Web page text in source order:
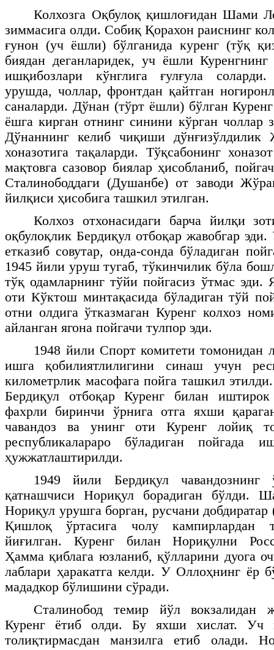
Колхозга Оқбулоқ қишлоғидан Шами
зиммасига олди. Собиқ Қорахон раиснинг
ғунон (уч ёшли) бўлганида куренг (тўқ
биядан деганларидек, уч ёшли
ишқибозлари кўнглига ғулғула
урушда, чоллар, фронтдан қайтган
саналарди. Дўнан (тўрт ёшли) бўлган
ёшга кирган отнинг синини кўрган чоллар
Дўнаннинг келиб чиқиши дўнғизўлдилик
хоназотига тақаларди. Тўқсабонинг
мақтовга сазовор биялар ҳисобланиб,
Сталинободдаги (Душанбе) от заводи
йилқиси ҳисобига ташкил этилган.
Колхоз отхонасидаги барча йилқи
оқбулоқлик Бердиқул отбоқар жавобгар
етказиб совутар, онда-сонда бўладиган
1945 йили уруш тугаб, тўкинчилик бўла
тўқ одамларнинг тўйи пойгасиз ўтмас эди.
оти Кўктош минтақасида бўладиган тўй
отни олдига ўтказмаган Куренг колхоз
айланган ягона пойгачи тулпор эди.
1948 йили Спорт комитети томонидан
ишга қобилиятлилигини синаш учун
километрлик масофага пойга ташкил
Бердиқул отбоқар Куренг билан
фахрли биринчи ўрнига отга яхши
чавандоз ва унинг оти Куренг лойиқ
республикалараро бўладиган пойгада
ҳужжатлаштирилди.
1949 йили Бердиқул
қатнашчиси Нориқул борадиган бўлди.
Нориқул урушга борган, русчани
Қишлоқ ўртасига чолу кампирлардан
йиғилган. Куренг билан Нориқулни
Ҳамма қиблага юзланиб, қўлларини дуога
лаблари ҳаракатга келди. У Оллоҳнинг ёр
мададкор бўлишини сўради.
Сталинобод темир йўл вокзалидан
Куренг ётиб олди. Бу яхши хислат. Уч
толиқтирмасдан манзилга етиб олади.